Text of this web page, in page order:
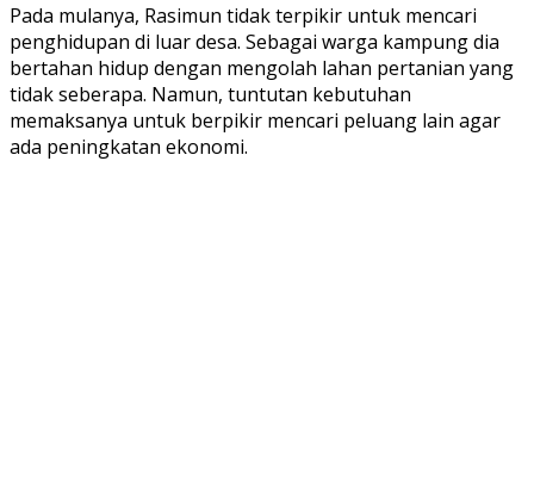
Pada mulanya, Rasimun tidak terpikir untuk mencari
penghidupan di luar desa. Sebagai warga kampung dia
bertahan hidup dengan mengolah lahan pertanian yang
tidak seberapa. Namun, tuntutan kebutuhan
memaksanya untuk berpikir mencari peluang lain agar
ada peningkatan ekonomi.